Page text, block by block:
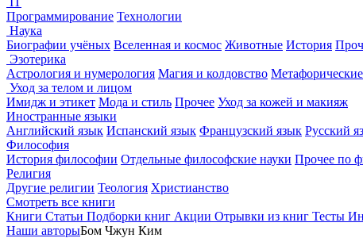
Программирование Технологии
Наука
Биографии учёных Вселенная и космос Животные История
Эзотерика
Астрология и нумерология Магия и колдовство
Уход за телом и лицом
Имидж и этикет Мода и стиль Прочее Уход за кожей и макияж
Иностранные языки
Английский язык Испанский язык Французский язык Русский
Философия
История философии Отдельные философские науки Прочее по
Религия
Другие религии Теология Христианство
Смотреть все книги
Книги Статьи Подборки книг Акции Отрывки из книг Тесты
Наши авторыБом Чжун Ким